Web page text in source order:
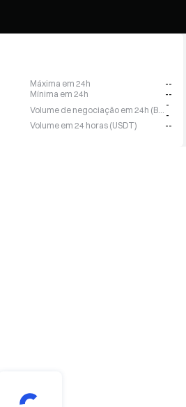
Máxima em 24h
--
Mínima em 24h
--
-
-
Volume em 24 horas (USDT)
--